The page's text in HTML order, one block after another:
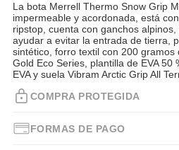
La bota Merrell Thermo Snow Grip
impermeable y acordonada, está
ripstop, cuenta con ganchos
ayudar a evitar la entrada de tierra,
sintético, forro textil con 200 gramos
Gold Eco Series, plantilla de EVA 50
EVA y suela Vibram Arctic Grip All
COMPRA PROTEGIDA
FORMAS DE PAGO